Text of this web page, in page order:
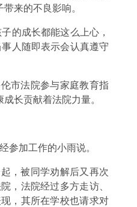
来的不良影响。
的成长都能这么上心，
人随即表示会认真遵守
市法院参与家庭教育指
长贡献着法院力量。
参加工作的小雨说。
，被同学劝解后又再次
，法院经过多方走访、
，其所在学校也请求对